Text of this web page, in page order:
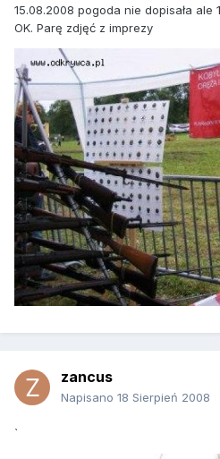
15.08.2008 pogoda nie dopisała ale
OK. Parę zdjęć z imprezy
zancus
Napisano 18 Sierpień 2008
`